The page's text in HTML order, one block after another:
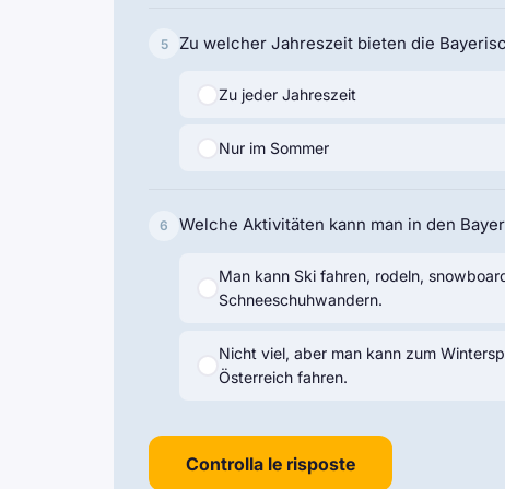
5 Zu welcher Jahreszeit bieten die
Zu jeder Jahreszeit
Nur im Sommer
6 Welche Aktivitäten kann man in den
Man kann Ski fahren, rodeln,
Schneeschuhwandern.
Nicht viel, aber man kann zum
Österreich fahren.
Controlla le risposte